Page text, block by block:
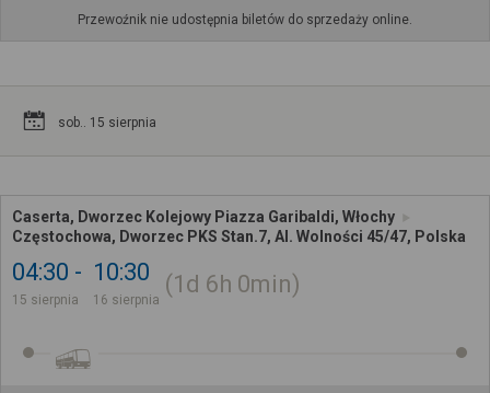
Przewoźnik nie udostępnia biletów do sprzedaży online.
sob.. 15 sierpnia
Caserta, Dworzec Kolejowy Piazza Garibaldi, Włochy
Częstochowa, Dworzec PKS Stan.7, Al. Wolności 45/47, Polska
04:30
15 sierpnia
10:30
16 sierpnia
1d 6h 0min